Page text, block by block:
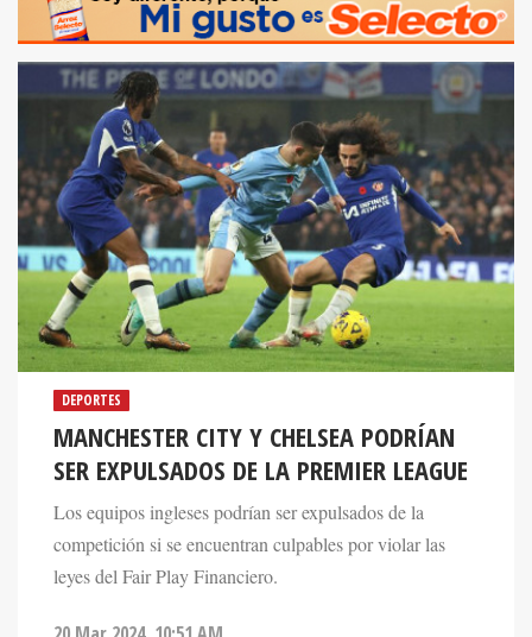
DEPORTES
MANCHESTER CITY Y CHELSEA PODRÍAN
SER EXPULSADOS DE LA PREMIER LEAGUE
Los equipos ingleses podrían ser expulsados de la
competición si se encuentran culpables por violar las
leyes del Fair Play Financiero.